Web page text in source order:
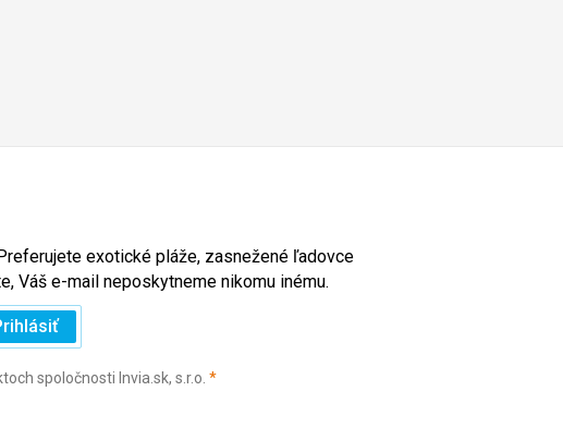
exotické pláže, zasnežené ľadovce
Váš e-mail neposkytneme nikomu inému.
spoločnosti Invia.sk, s.r.o. *(povinné)